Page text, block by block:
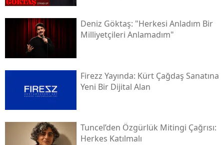
Deniz Göktaş: "herkesi Anladım Bir
Milliyetçileri Anlamadım"
Firezz Yayında: Kürt Çağdaş Sanatına
Yeni Bir Dijital Alan
Tuncel’den Özgürlük Mitingi Çağrısı:
Herkes Katılmalı